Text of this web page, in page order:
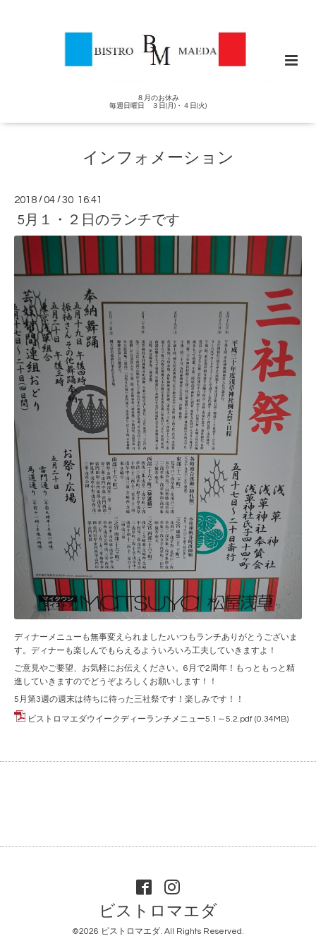
８月のお休み
毎週日曜日 ３日(月)・４日(火)
インフォメーション
2018 /04 /30 16:41
5月１・２日のランチです
ディナーメニューも無事変えられました♪いつもランチありがとうございま
す。ディナーも楽しんでもらえるよういろいろ工夫していきますよ！
ご意見やご要望、お気軽にお伝えください。6月で2周年！もっともっと精
進していきますのでどうぞよろしくお願いします！！
5月第3週の週末は待ちに待った三社祭です！楽しみです！！
ビストロマエダウイークディーランチメニュー5.1～5.2.pdf (0.34MB)
ビストロマエダ
©2026 ビストロマエダ. All Rights Reserved.